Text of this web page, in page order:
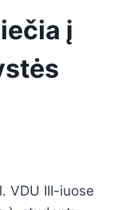
į
VDU III-iuose